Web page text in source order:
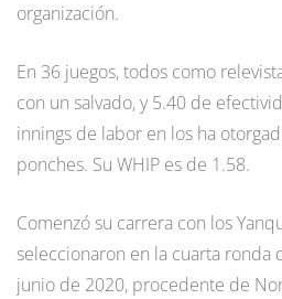
organización.
En 36 juegos, todos como
con un salvado, y 5.40 de
innings de labor en los ha
ponches. Su WHIP es de 1.58.
Comenzó su carrera con los
seleccionaron en la cuarta ronda
junio de 2020, procedente de